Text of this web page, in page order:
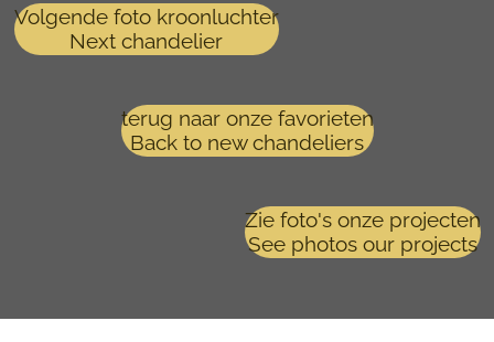
Volgende foto kroonluchter
Next chandelier
terug naar onze favorieten
Back to new chandeliers
Zie foto's onze projecten
See photos our projects